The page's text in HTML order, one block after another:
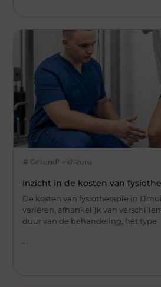
Gezondheidszorg
Inzicht in de kosten van
De kosten van fysiotherapie in
variëren, afhankelijk van
duur van de behandeling, het type